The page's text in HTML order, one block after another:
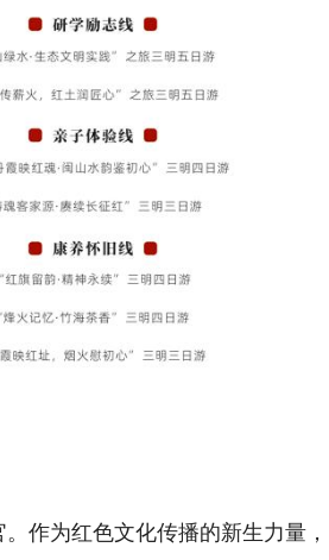
作为红色文化传播的新生力量，